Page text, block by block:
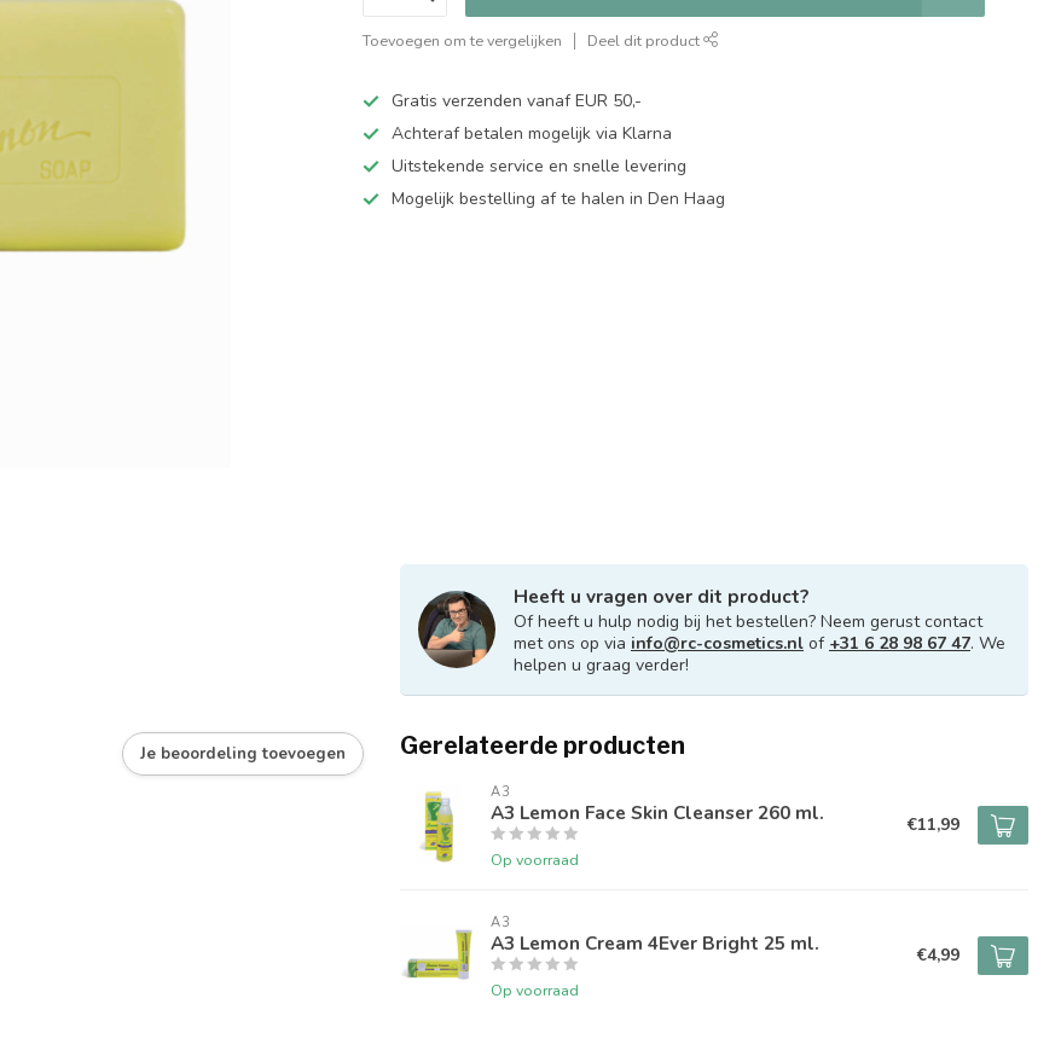
Toevoegen om te vergelijken Deel dit product
Gratis verzenden vanaf EUR 50,-
Achteraf betalen mogelijk via Klarna
Uitstekende service en snelle levering
Mogelijk bestelling af te halen in Den Haag
Je beoordeling toevoegen
Heeft u vragen over dit product?
Of heeft u hulp nodig bij het bestellen? Neem gerust contact
met ons op via info@rc-cosmetics.nl of +31 6 28 98 67 47. We
helpen u graag verder!
Gerelateerde producten
A3
A3 Lemon Face Skin Cleanser 260 ml.
Op voorraad
€11,99
A3
A3 Lemon Cream 4Ever Bright 25 ml.
Op voorraad
€4,99